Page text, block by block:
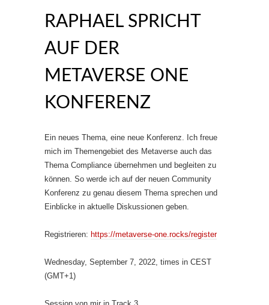
RAPHAEL SPRICHT
AUF DER
METAVERSE ONE
KONFERENZ
Ein neues Thema, eine neue Konferenz. Ich freue
mich im Themengebiet des Metaverse auch das
Thema Compliance übernehmen und begleiten zu
können. So werde ich auf der neuen Community
Konferenz zu genau diesem Thema sprechen und
Einblicke in aktuelle Diskussionen geben.
Registrieren: https://metaverse-one.rocks/register
Wednesday, September 7, 2022, times in CEST
(GMT+1)